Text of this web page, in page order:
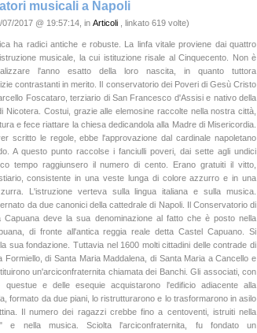
musicali a Napoli
07/2017 @ 19:57:14, in Articoli , linkato 619 volte)
ha radici antiche e robuste. La linfa vitale proviene dai quattro
musicale, la cui istituzione risale al Cinquecento. Non è
l'anno esatto della loro nascita, in quanto tuttora
contrastanti in merito. Il conservatorio dei Poveri di Gesù Cristo
Foscataro, terziario di San Francesco d'Assisi e nativo della
Nicotera. Costui, grazie alle elemosine raccolte nella nostra città,
e fece riattare la chiesa dedicandola alla Madre di Misericordia.
scritto le regole, ebbe l'approvazione dal cardinale napoletano
A questo punto raccolse i fanciulli poveri, dai sette agli undici
tempo raggiunsero il numero di cento. Erano gratuiti il vitto,
consistente in una veste lunga di colore azzurro e in una
L'istruzione verteva sulla lingua italiana e sulla musica.
da due canonici della cattedrale di Napoli. Il Conservatorio di
Capuana deve la sua denominazione al fatto che è posto nella
di fronte all'antica reggia reale detta Castel Capuano. Si
sua fondazione. Tuttavia nel 1600 molti cittadini delle contrade di
Formiello, di Santa Maria Maddalena, di Santa Maria a Cancello e
un'arciconfraternita chiamata dei Banchi. Gli associati, con
questue e delle esequie acquistarono l'edificio adiacente alla
formato da due piani, lo ristrutturarono e lo trasformarono in asilo
Il numero dei ragazzi crebbe fino a centoventi, istruiti nella
e nella musica. Sciolta l'arciconfraternita, fu fondato un